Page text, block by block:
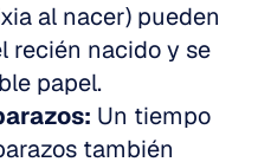
al nacer) pueden
recién nacido y se
papel.
Un tiempo
también